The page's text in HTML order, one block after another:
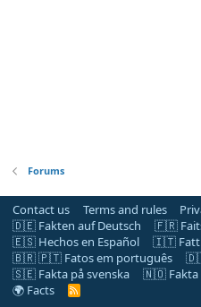
Forums
Contact us Terms and rules
🇩🇪 Fakten auf Deutsch
🇫🇷
🇪🇸 Hechos en Español
🇮🇹 Fatti
🇧🇷 🇵🇹 Fatos em português
🇸🇪 Fakta på svenska
🇳🇴 Fakta
🌍 Facts
R